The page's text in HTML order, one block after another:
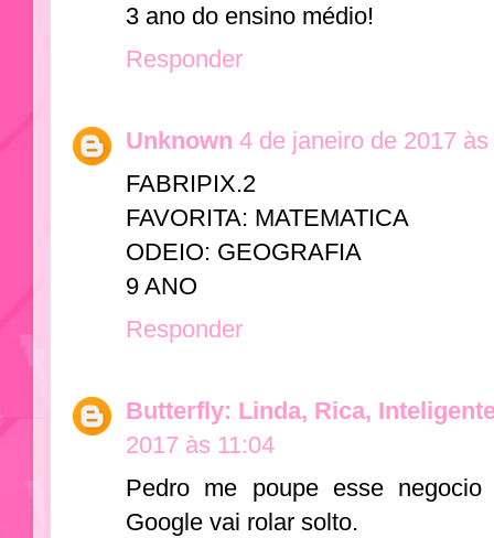
3 ano do ensino médio!
Responder
Unknown 4 de janeiro de 2017
FABRIPIX.2
FAVORITA: MATEMATICA
ODEIO: GEOGRAFIA
9 ANO
Responder
Butterfly: Linda, Rica,
2017 às 11:04
Pedro me poupe esse
Google vai rolar solto.